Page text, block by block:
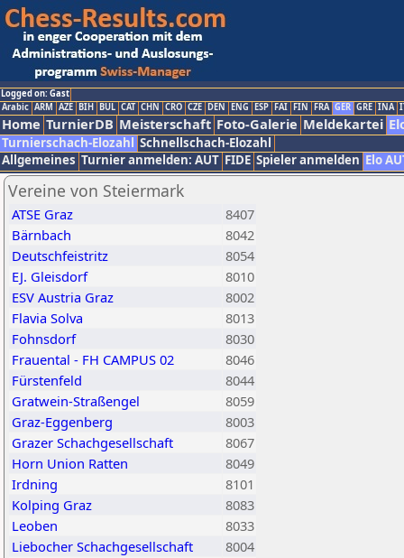
Logged on: Gast
Arabic ARM AZE BIH BUL CAT CHN CRO CZE DEN ENG ESP FAI FIN FRA GER GRE INA
Home TurnierDB Meisterschaft Foto-Galerie Meldekartei
Turnierschach-Elozahl Schnellschach-Elozahl
Allgemeines Turnier anmelden: AUT FIDE Spieler anmelden Elo
Vereine von Steiermark
ATSE Graz
8407
Bärnbach
8042
Deutschfeistritz
8054
EJ. Gleisdorf
8010
ESV Austria Graz
8002
Flavia Solva
8013
Fohnsdorf
8030
Frauental - FH CAMPUS 02
8046
Fürstenfeld
8044
Gratwein-Straßengel
8059
Graz-Eggenberg
8003
Grazer Schachgesellschaft
8067
Horn Union Ratten
8049
Irdning
8101
Kolping Graz
8083
Leoben
8033
Liebocher Schachgesellschaft
8004